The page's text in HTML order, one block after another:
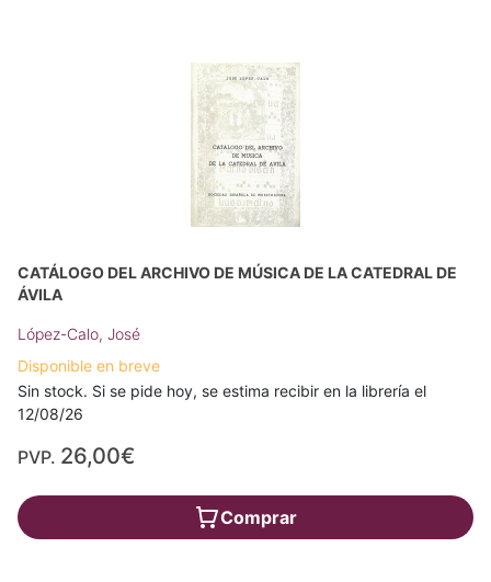
CATÁLOGO DEL ARCHIVO DE MÚSICA DE LA CATEDRAL DE
ÁVILA
López-Calo, José
Disponible en breve
Sin stock. Si se pide hoy, se estima recibir en la librería el
12/08/26
PVP. 26,00€
Comprar